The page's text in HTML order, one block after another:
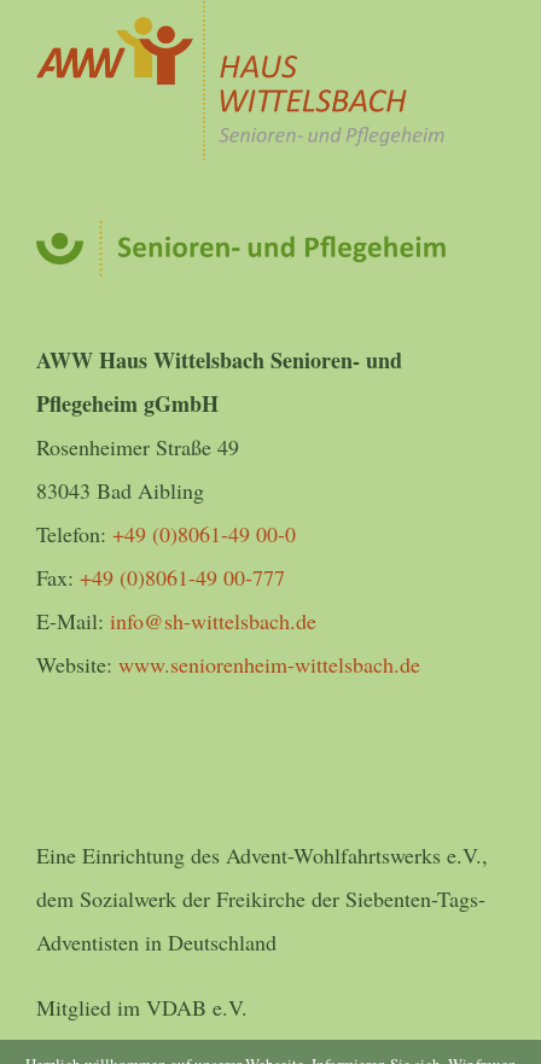
AWW Haus Wittelsbach Senioren- und
Pflegeheim gGmbH
Rosenheimer Straße 49
83043 Bad Aibling
Telefon: +49 (0)8061-49 00-0
Fax: +49 (0)8061-49 00-777
E-Mail: info@sh-wittelsbach.de
Website: www.seniorenheim-wittelsbach.de
Eine Einrichtung des Advent-Wohlfahrtswerks e.V.,
dem Sozialwerk der Freikirche der Siebenten-Tags-
Adventisten in Deutschland
Mitglied im VDAB e.V.